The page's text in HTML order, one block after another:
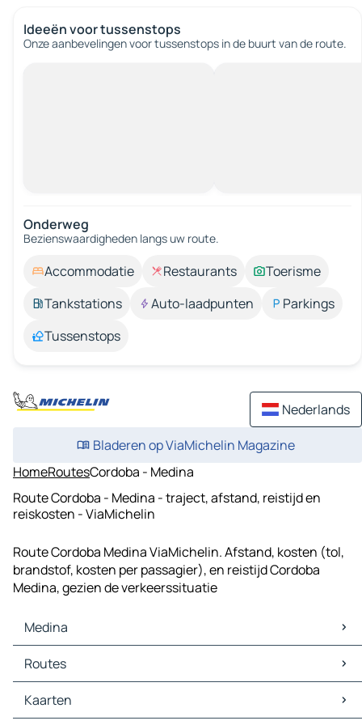
Ideeën voor tussenstops
Onze aanbevelingen voor tussenstops in de buurt van de route.
Onderweg
Bezienswaardigheden langs uw route.
Accommodatie Restaurants
Toerisme
Tankstations
Auto-laadpunten
Parkings
Tussenstops
Nederlands
Bladeren op ViaMichelin Magazine
HomeRoutesCordoba - Medina
Route Cordoba - Medina - traject, afstand, reistijd en
reiskosten - ViaMichelin
Route Cordoba Medina ViaMichelin. Afstand, kosten (tol,
brandstof, kosten per passagier), en reistijd Cordoba
Medina, gezien de verkeerssituatie
Medina
Medina Kaarten
Medina Verkeer
Medina Hotels
Medina Restaurants
Routes
Kaarten